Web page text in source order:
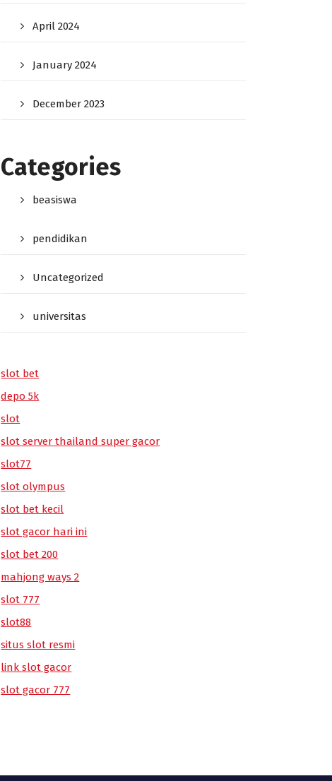
April 2024
January 2024
December 2023
Categories
beasiswa
pendidikan
Uncategorized
universitas
slot bet
depo 5k
slot
slot server thailand super gacor
slot77
slot olympus
slot bet kecil
slot gacor hari ini
slot bet 200
mahjong ways 2
slot 777
slot88
situs slot resmi
link slot gacor
slot gacor 777